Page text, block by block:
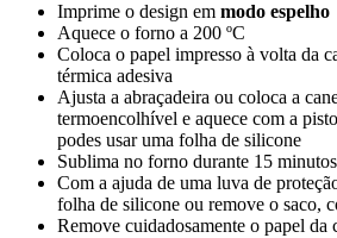
Imprime o design em modo espelho
Aquece o forno a 200 ºC
Coloca o papel impresso à volta da
térmica adesiva
Ajusta a abraçadeira ou coloca a
termoencolhível e aquece com a
podes usar uma folha de silicone
Sublima no forno durante 15 minutos
Com a ajuda de uma luva de
folha de silicone ou remove o saco,
Remove cuidadosamente o papel da